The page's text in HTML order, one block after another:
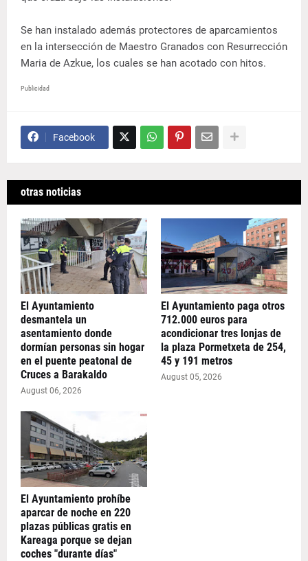
Se han instalado además protectores de aparcamientos
en la intersección de Maestro Granados con Resurrección
Maria de Azkue, los cuales se han acotado con hitos.
Publicidad
Facebook
otras noticias
El Ayuntamiento
desmantela un
asentamiento donde
dormían personas sin hogar
en el puente peatonal de
Cruces a Barakaldo
August 06, 2026
El Ayuntamiento paga otros
712.000 euros para
acondicionar tres lonjas de
la plaza Pormetxeta de 254,
45 y 191 metros
August 05, 2026
El Ayuntamiento prohíbe
aparcar de noche en 220
plazas públicas gratis en
Kareaga porque se dejan
coches "durante días"